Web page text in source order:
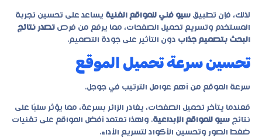
لذلك، فإن تطبيق سيو فني للمواقع الفنية يساعد على تحسين تجربة
المستخدم وتسريع تحميل الصفحات، مما يرفع من فرص تصدر نتائج
البحث بتصميم جذاب دون التأثير على جودة التصميم.
تحسين سرعة تحميل الموقع
سرعة الموقع من أهم عوامل الترتيب في جوجل.
فعندما يتأخر تحميل الصفحات، يغادر الزائر بسرعة، مما يؤثر سلبًا على
نتائج سيو للمواقع الإبداعية. ولهذا تعتمد أفضل المواقع على تقنيات
ضغط الصور وتحسين الأكواد لتسريع الأداء.